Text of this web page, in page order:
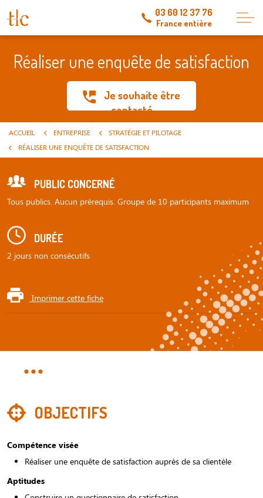
03 60 12 37 76
France entière
Réaliser une enquête de satisfaction
Je souhaite être
contacté
ACCUEIL ENTREPRISE
STRATÉGIE ET PILOTAGE
RÉALISER UNE ENQUÊTE DE SATISFACTION
OBJECTIFS
Compétence visée
Réaliser une enquête de satisfaction auprès de sa clientèle
Aptitudes
PUBLIC CONCERNÉ
Tous publics. Aucun prérequis. Groupe de 10 participants maximum
DURÉE
2 jours non consécutifs
Imprimer cette fiche